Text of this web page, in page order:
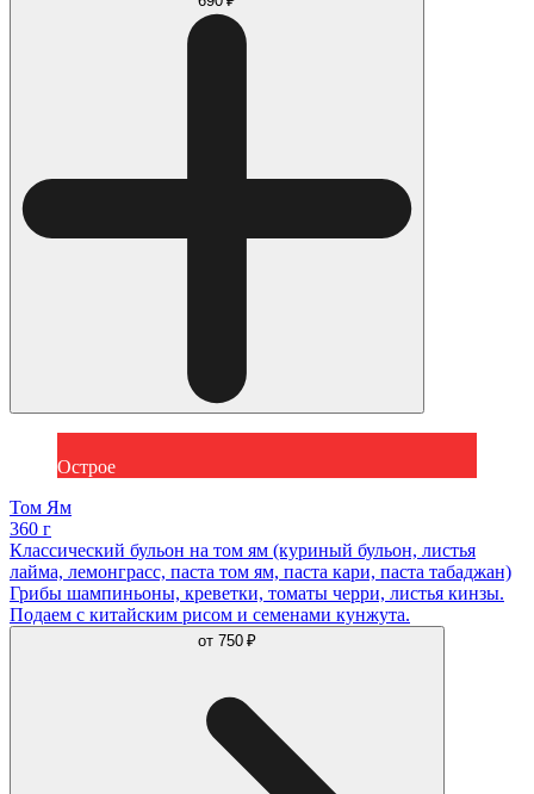
Острое
Том Ям
360 г
Классический бульон на том ям (куриный бульон, листья
лайма, лемонграсс, паста том ям, паста кари, паста табаджан)
Грибы шампиньоны, креветки, томаты черри, листья кинзы.
Подаем с китайским рисом и семенами кунжута.
от 750 ₽